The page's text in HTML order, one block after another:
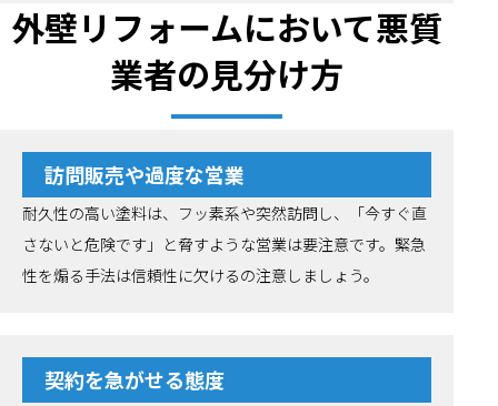
外壁リフォームにおいて悪質
業者の見分け方
訪問販売や過度な営業
耐久性の高い塗料は、フッ素系や突然訪問し、「今すぐ直
さないと危険です」と脅すような営業は要注意です。緊急
性を煽る手法は信頼性に欠けるの注意しましょう。
契約を急がせる態度